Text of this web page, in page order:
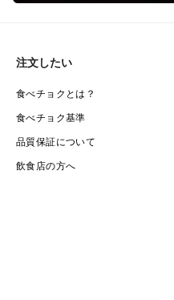
注文したい
食べチョクとは？
食べチョク基準
品質保証について
飲食店の方へ